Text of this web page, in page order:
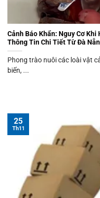
Cảnh Báo Khẩn: Nguy Cơ Khi
Thông Tin Chi Tiết Từ Đà
Phong trào nuôi các loài vật
biến, ...
25
Th11